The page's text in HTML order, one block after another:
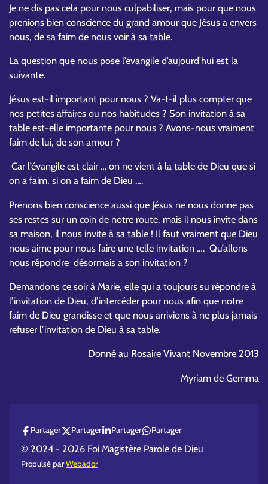
Je ne dis pas cela pour nous culpabiliser, mais pour que nous
prenions bien conscience du grand amour que Jésus a envers
nous, de sa faim de nous voir à sa table.
La question que nous pose l’évangile d’aujourd’hui est la
suivante.
Jésus est-il important pour nous ? Va-t-il plus compter que
nos petites affaires ou nos habitudes ? Son invitation à sa
table est-elle importante pour nous ? Avons-nous vraiment
faim de lui, de son amour ?
Car l’évangile est clair … on ne vient à la table de Dieu que si
on a faim, si on a faim de Dieu ….
Prenons bien conscience aussi que Jésus ne nous donne pas
ses restes sur un coin de notre route, mais il nous invite dans
sa maison, il nous invite à sa table ! Il faut vraiment que Dieu
nous aime pour nous faire une telle invitation …. Qu’allons
nous répondre désormais a son invitation ?
Demandons ce soir à Marie, elle qui a toujours su répondre à
l’invitation de Dieu, d’intercéder pour nous afin que notre
faim de Dieu grandisse et que nous arrivions à ne plus jamais
refuser l’invitation de Dieu à sa table.
Donné au Rosaire Vivant Novembre 2013
Myriam de Gemma
Partager Partager Partager Partager
© 2024 - 2026 Foi Magistère Parole de Dieu
Propulsé parWebador